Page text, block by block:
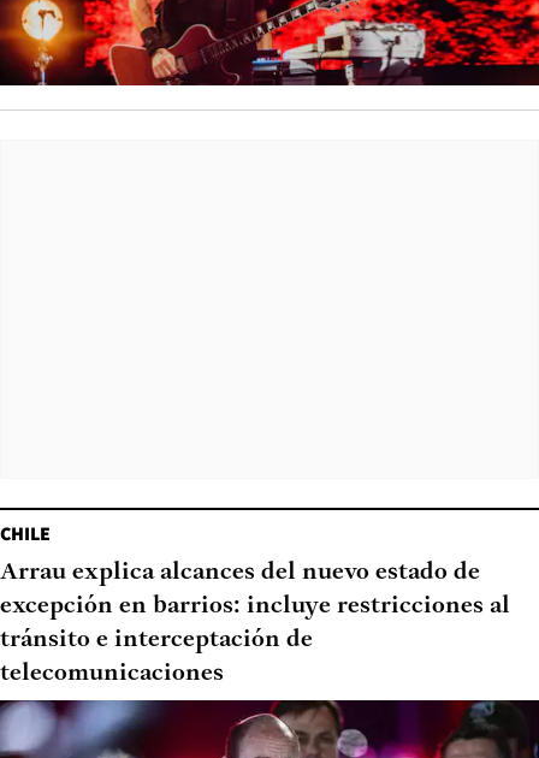
CHILE
Arrau explica alcances del nuevo estado de
excepción en barrios: incluye restricciones al
tránsito e interceptación de
telecomunicaciones